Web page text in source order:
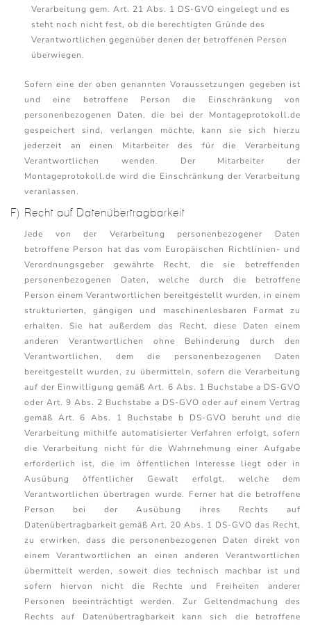
Verarbeitung gem. Art. 21 Abs. 1 DS-GVO eingelegt und es
steht noch nicht fest, ob die berechtigten Gründe des
Verantwortlichen gegenüber denen der betroffenen Person
überwiegen.
Sofern eine der oben genannten Voraussetzungen gegeben ist
und eine betroffene Person die Einschränkung von
personenbezogenen Daten, die bei der Montageprotokoll.de
gespeichert sind, verlangen möchte, kann sie sich hierzu
jederzeit an einen Mitarbeiter des für die Verarbeitung
Verantwortlichen wenden. Der Mitarbeiter der
Montageprotokoll.de wird die Einschränkung der Verarbeitung
veranlassen.
F) Recht auf Datenübertragbarkeit
Jede von der Verarbeitung personenbezogener Daten
betroffene Person hat das vom Europäischen Richtlinien- und
Verordnungsgeber gewährte Recht, die sie betreffenden
personenbezogenen Daten, welche durch die betroffene
Person einem Verantwortlichen bereitgestellt wurden, in einem
strukturierten, gängigen und maschinenlesbaren Format zu
erhalten. Sie hat außerdem das Recht, diese Daten einem
anderen Verantwortlichen ohne Behinderung durch den
Verantwortlichen, dem die personenbezogenen Daten
bereitgestellt wurden, zu übermitteln, sofern die Verarbeitung
auf der Einwilligung gemäß Art. 6 Abs. 1 Buchstabe a DS-GVO
oder Art. 9 Abs. 2 Buchstabe a DS-GVO oder auf einem Vertrag
gemäß Art. 6 Abs. 1 Buchstabe b DS-GVO beruht und die
Verarbeitung mithilfe automatisierter Verfahren erfolgt, sofern
die Verarbeitung nicht für die Wahrnehmung einer Aufgabe
erforderlich ist, die im öffentlichen Interesse liegt oder in
Ausübung öffentlicher Gewalt erfolgt, welche dem
Verantwortlichen übertragen wurde. Ferner hat die betroffene
Person bei der Ausübung ihres Rechts auf
Datenübertragbarkeit gemäß Art. 20 Abs. 1 DS-GVO das Recht,
zu erwirken, dass die personenbezogenen Daten direkt von
einem Verantwortlichen an einen anderen Verantwortlichen
übermittelt werden, soweit dies technisch machbar ist und
sofern hiervon nicht die Rechte und Freiheiten anderer
Personen beeinträchtigt werden. Zur Geltendmachung des
Rechts auf Datenübertragbarkeit kann sich die betroffene